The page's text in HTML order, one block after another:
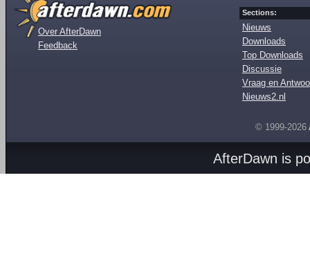
Over AfterDawn
Feedback
Sections:
Nieuws
Downloads
Top Downloads
Discussie
Vraag en
Nieuws2.nl
© 1999-2026
AfterDawn is